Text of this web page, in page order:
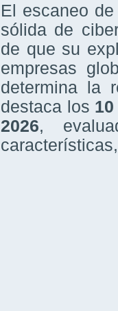
El escaneo
sólida de
de que su
empresas
determina la
destaca los
2026,